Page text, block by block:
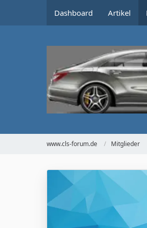
Dashboard Artikel
www.cls-forum.de Mitglieder